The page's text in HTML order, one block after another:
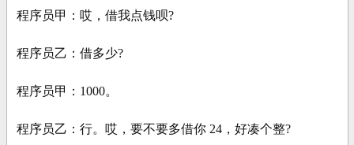
程序员甲：哎，借我点钱呗?
程序员乙：借多少?
程序员甲：1000。
程序员乙：行。哎，要不要多借你 24，好凑个整?